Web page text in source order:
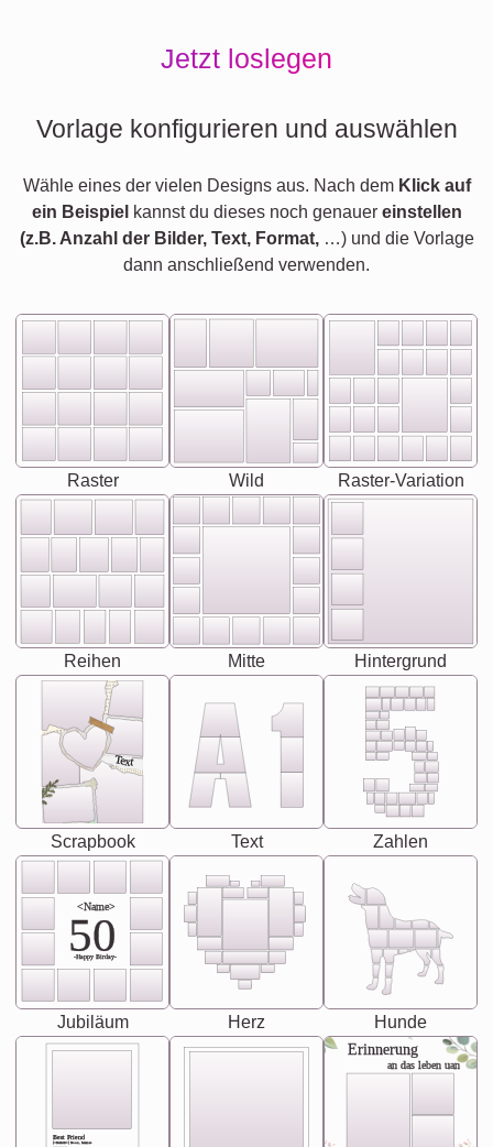
Jetzt loslegen
Vorlage konfigurieren und auswählen
Wähle eines der vielen Designs aus. Nach dem Klick auf
ein Beispiel kannst du dieses noch genauer einstellen
(z.B. Anzahl der Bilder, Text, Format,…) und die Vorlage
dann anschließend verwenden.
Raster Wild Raster-Variation
Reihen Mitte Hintergrund
Text
Scrapbook Text Zahlen
<Name>
50
-Happy Birday-
Jubiläum Herz Hunde
Best Friend
[<NAME>] Noun, feminie
Erinnerung
an das leben uan